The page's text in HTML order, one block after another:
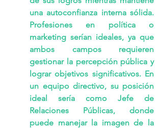
una autoconfianza interna sólida.
Profesiones en política o
marketing serían ideales, ya que
ambos campos requieren
gestionar la percepción pública y
lograr objetivos significativos. En
un equipo directivo, su posición
ideal sería como Jefe de
Relaciones Públicas, donde
puede manejar la imagen de la